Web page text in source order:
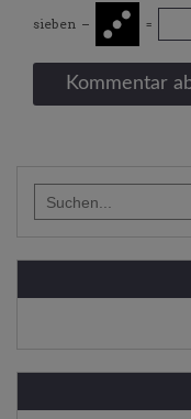
sieben − =
for: